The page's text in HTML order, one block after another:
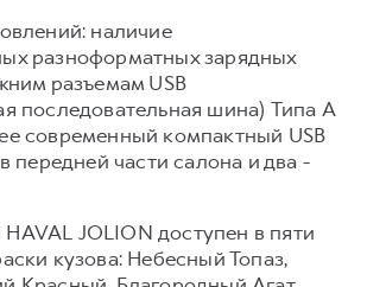
наличие
разноформатных зарядных
разъемам USB
последовательная шина) Типа A
современный компактный USB
передней части салона и два -
JOLION доступен в пяти
кузова: Небесный Топаз,